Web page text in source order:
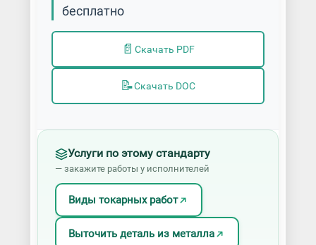
бесплатно
📄 Скачать PDF
📝Скачать DOC
Услуги по этому стандарту
— закажите работы у исполнителей
Виды токарных работ
Выточить деталь из металла